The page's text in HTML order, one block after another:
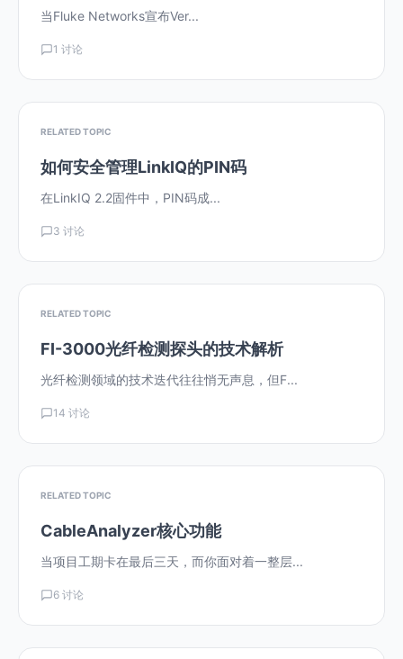
当Fluke Networks宣布Ver...
1 讨论
RELATED TOPIC
如何安全管理LinkIQ的PIN码
在LinkIQ 2.2固件中，PIN码成...
3 讨论
RELATED TOPIC
FI-3000光纤检测探头的技术解析
光纤检测领域的技术迭代往往悄无声息，但F...
14 讨论
RELATED TOPIC
CableAnalyzer核心功能
当项目工期卡在最后三天，而你面对着一整层...
6 讨论